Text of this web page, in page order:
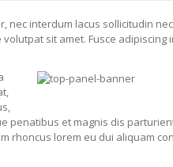
nec interdum lacus sollicitudin
sit amet. Fusce
penatibus et magnis dis
rhoncus lorem eu dui aliquam